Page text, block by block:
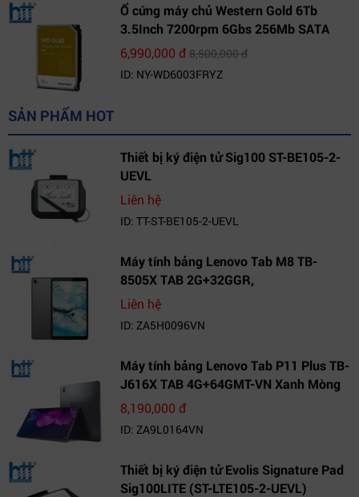
Ổ cứng máy chủ Western Gold 6Tb
3.5Inch 7200rpm 6Gbs 256Mb SATA
(WD6003FRYZ)
6,990,000 đ8,500,000 đ
ID: NY-WD6003FRYZ
SẢN PHẨM HOT
Thiết bị ký điện tử Sig100 ST-BE105-2-
UEVL
Liên hệ
ID: TT-ST-BE105-2-UEVL
Máy tính bảng Lenovo Tab M8 TB-
8505X TAB 2G+32GGR,
VN_ZA5H0096VN
Liên hệ
ID: ZA5H0096VN
Máy tính bảng Lenovo Tab P11 Plus TB-
J616X TAB 4G+64GMT-VN Xanh Mòng
Két_ZA9L0164VN
8,190,000 đ
ID: ZA9L0164VN
Thiết bị ký điện tử Evolis Signature Pad
Sig100LITE (ST-LTE105-2-UEVL)